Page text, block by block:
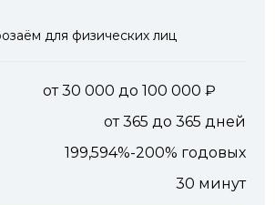
для физических лиц
от 30 000 до 100 000
от 365 до 365 дней
199,594%-200% годовых
30 минут